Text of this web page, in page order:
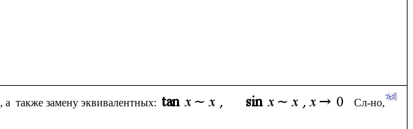
, а  также замену эквивалентных: Сл-но,